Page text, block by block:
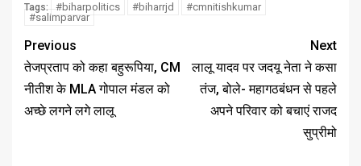
Tags: #biharpolitics #biharrjd
#cmnitishkumar
#salimparvar
Previous
तेजप्रताप को कहा बहुरूपिया, CM
नीतीश के MLA गोपाल मंडल को
अच्छे लगने लगे लालू
Next
लालू यादव पर जदयू नेता ने कसा
तंज, बोले- महागठबंधन से पहले
अपने परिवार को बचाएं राजद
सुप्रीमो